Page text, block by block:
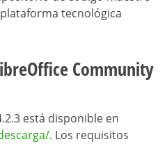
tecnológica
Community
está disponible en
. Los requisitos